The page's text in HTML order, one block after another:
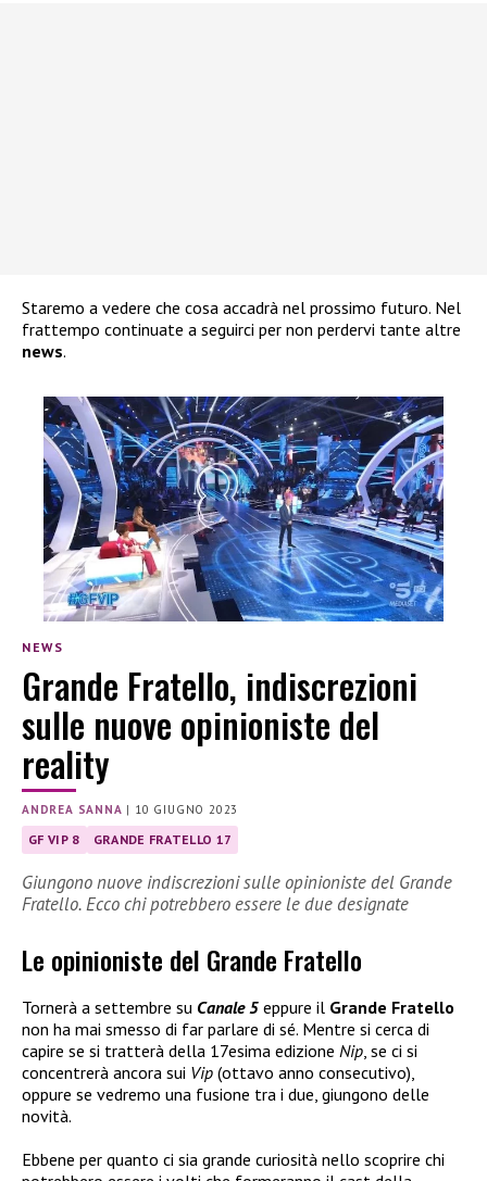
Staremo a vedere che cosa accadrà nel prossimo futuro. Nel
frattempo continuate a seguirci per non perdervi tante altre
news.
NEWS
Grande Fratello, indiscrezioni
sulle nuove opinioniste del
reality
ANDREA SANNA | 10 GIUGNO 2023
GF VIP 8 GRANDE FRATELLO 17
Giungono nuove indiscrezioni sulle opinioniste del Grande
Fratello. Ecco chi potrebbero essere le due designate
Le opinioniste del Grande Fratello
Tornerà a settembre su Canale 5 eppure il Grande Fratello
non ha mai smesso di far parlare di sé. Mentre si cerca di
capire se si tratterà della 17esima edizione Nip , se ci si
concentrerà ancora sui Vip (ottavo anno consecutivo),
oppure se vedremo una fusione tra i due, giungono delle
novità.
Ebbene per quanto ci sia grande curiosità nello scoprire chi